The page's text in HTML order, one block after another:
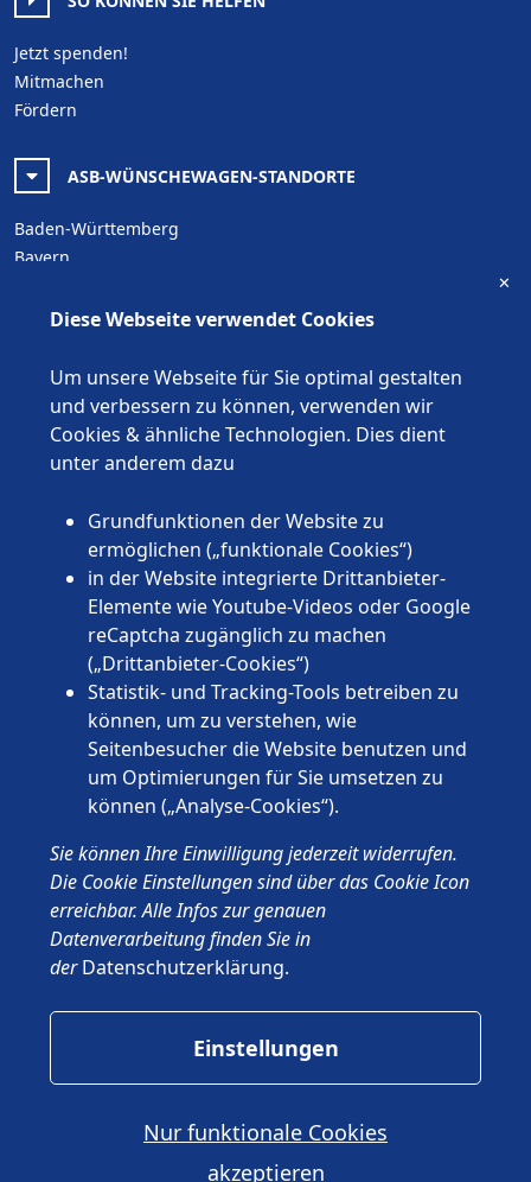
Jetzt spenden!
Mitmachen
Fördern
ASB-WÜNSCHEWAGEN-STANDORTE
Baden-Württemberg
Bayern
Brandenburg
Hamburg
Hessen
Mecklenburg-Vorpommern
Niedersachsen
Rheinland-Pfalz
Sachsen
Sachsen-Anhalt
Schleswig-Holstein
Thüringen
Deutschland e.V.
Impressum
Datenschutz
ASB.de
Diese Webseite verwendet Cookies
Um unsere Webseite für Sie optimal gestalten
und verbessern zu können, verwenden wir
Cookies & ähnliche Technologien. Dies dient
unter anderem dazu
Grundfunktionen der Website zu
ermöglichen („funktionale Cookies“)
in der Website integrierte Drittanbieter-
Elemente wie Youtube-Videos oder Google
reCaptcha zugänglich zu machen
(„Drittanbieter-Cookies“)
Statistik- und Tracking-Tools betreiben zu
können, um zu verstehen, wie
Seitenbesucher die Website benutzen und
um Optimierungen für Sie umsetzen zu
können („Analyse-Cookies“).
Sie können Ihre Einwilligung jederzeit widerrufen.
Die Cookie Einstellungen sind über das Cookie Icon
erreichbar. Alle Infos zur genauen
Datenverarbeitung finden Sie in
der Datenschutzerklärung.
✕
Einstellungen
Nur funktionale Cookies
akzeptieren